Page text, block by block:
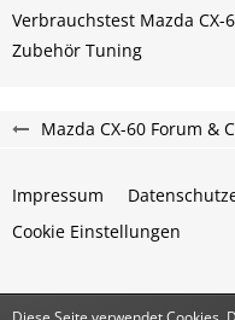
Verbrauchstest Mazda CX-
Zubehör Tuning
Mazda CX-60 Forum &
Impressum
Cookie Einstellungen